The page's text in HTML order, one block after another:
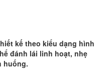
kế theo kiểu dạng hình
đánh lái linh hoạt, nhẹ
huống.